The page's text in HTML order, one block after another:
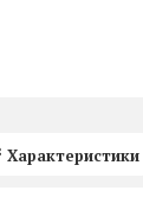
Характеристики